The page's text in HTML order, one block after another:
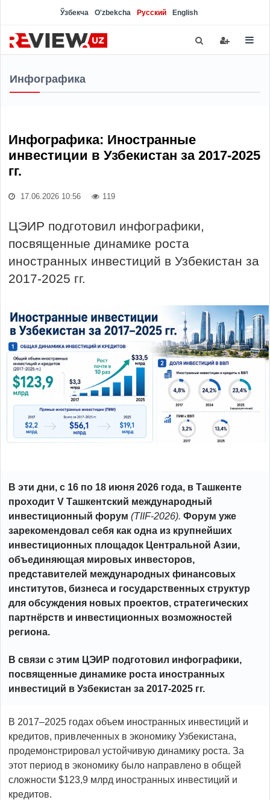
Ўзбекча O'zbekcha Русский English
Инфографика
Инфографика: Иностранные
инвестиции в Узбекистан за 2017-2025
гг.
17.06.2026 10:56 119
ЦЭИР подготовил инфографики,
посвященные динамике роста
иностранных инвестиций в Узбекистан за
2017-2025 гг.
В эти дни, с 16 по 18 июня 2026 года, в Ташкенте
проходит V Ташкентский международный
инвестиционный форум (TIIF-2026). Форум уже
зарекомендовал себя как одна из крупнейших
инвестиционных площадок Центральной Азии,
объединяющая мировых инвесторов,
представителей международных финансовых
институтов, бизнеса и государственных структур
для обсуждения новых проектов, стратегических
партнёрств и инвестиционных возможностей
региона.
В связи с этим ЦЭИР подготовил инфографики,
посвященные динамике роста иностранных
инвестиций в Узбекистан за 2017-2025 гг.
В 2017–2025 годах объем иностранных инвестиций и
кредитов, привлеченных в экономику Узбекистана,
продемонстрировал устойчивую динамику роста. За
этот период в экономику было направлено в общей
сложности $123,9 млрд иностранных инвестиций и
кредитов.